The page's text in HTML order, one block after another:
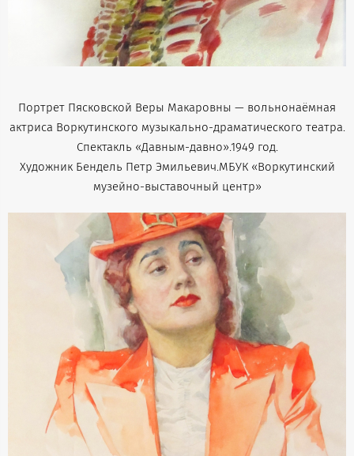
Портрет Пясковской Веры Макаровны — вольнонаёмная
актриса Воркутинского музыкально-драматического театра.
Спектакль «Давным-давно».1949 год.
Художник Бендель Петр Эмильевич.МБУК «Воркутинский
музейно-выставочный центр»